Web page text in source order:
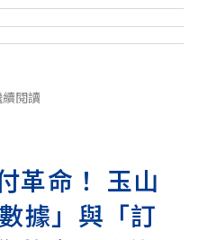
閱讀
革命！ 玉山
據」與「訂